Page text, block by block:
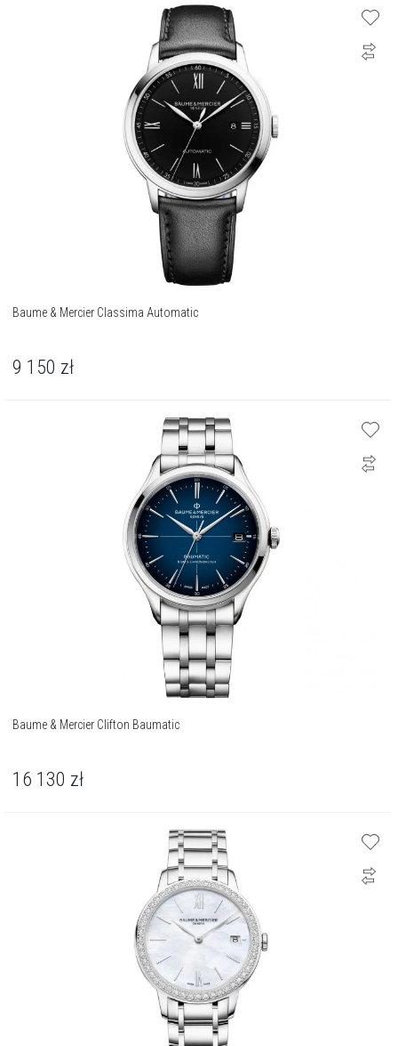
Baume & Mercier Classima Automatic
9 150 zł
Baume & Mercier Clifton Baumatic
16 130 zł